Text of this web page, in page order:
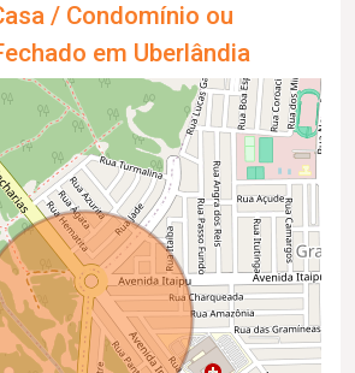
/ Condomínio ou
em Uberlândia